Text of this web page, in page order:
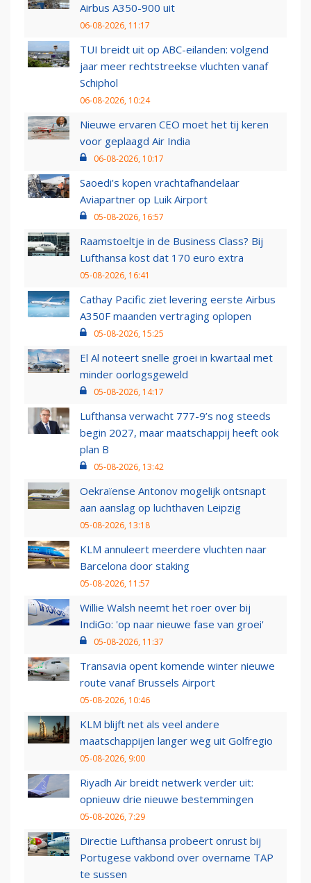
Airbus A350-900 uit
06-08-2026, 11:17
TUI breidt uit op ABC-eilanden: volgend
jaar meer rechtstreekse vluchten vanaf
Schiphol
06-08-2026, 10:24
Nieuwe ervaren CEO moet het tij keren
voor geplaagd Air India
06-08-2026, 10:17
Saoedi’s kopen vrachtafhandelaar
Aviapartner op Luik Airport
05-08-2026, 16:57
Raamstoeltje in de Business Class? Bij
Lufthansa kost dat 170 euro extra
05-08-2026, 16:41
Cathay Pacific ziet levering eerste Airbus
A350F maanden vertraging oplopen
05-08-2026, 15:25
El Al noteert snelle groei in kwartaal met
minder oorlogsgeweld
05-08-2026, 14:17
Lufthansa verwacht 777-9’s nog steeds
begin 2027, maar maatschappij heeft ook
plan B
05-08-2026, 13:42
Oekraïense Antonov mogelijk ontsnapt
aan aanslag op luchthaven Leipzig
05-08-2026, 13:18
KLM annuleert meerdere vluchten naar
Barcelona door staking
05-08-2026, 11:57
Willie Walsh neemt het roer over bij
IndiGo: 'op naar nieuwe fase van groei'
05-08-2026, 11:37
Transavia opent komende winter nieuwe
route vanaf Brussels Airport
05-08-2026, 10:46
KLM blijft net als veel andere
maatschappijen langer weg uit Golfregio
05-08-2026, 9:00
Riyadh Air breidt netwerk verder uit:
opnieuw drie nieuwe bestemmingen
05-08-2026, 7:29
Directie Lufthansa probeert onrust bij
Portugese vakbond over overname TAP
te sussen